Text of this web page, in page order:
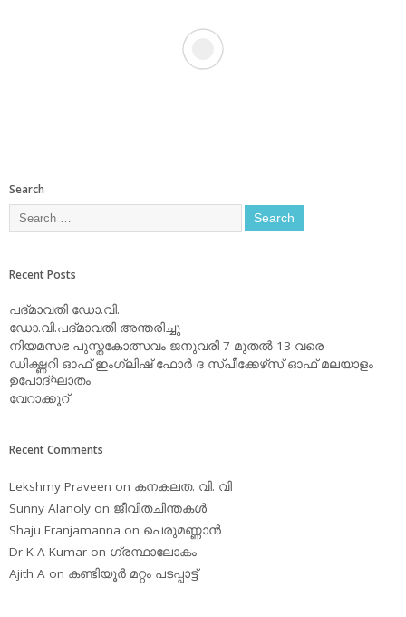
Search
Recent Posts
പദ്മാവതി ഡോ.വി.
ഡോ.വി.പദ്മാവതി അന്തരിച്ചു
നിയമസഭ പുസ്തകോത്സവം ജനുവരി 7 മുതല്‍ 13 വരെ
ഡിക്ഷ്ണറി ഓഫ് ഇംഗ്ലിഷ് ഫോര്‍ ദ സ്പീക്കേഴ്‌സ് ഓഫ് മലയാളം
ഉപോദ്ഘാതം
വേറാക്കൂറ്
Recent Comments
Lekshmy Praveen on കനകലത. വി. വി
Sunny Alanoly on ജീവിതചിന്തകള്‍
Shaju Eranjamanna on പെരുമണ്ണാന്‍
Dr K A Kumar on ഗ്രന്ഥാലോകം
Ajith A on കണ്ടിയൂര്‍ മറ്റം പടപ്പാട്ട്‌